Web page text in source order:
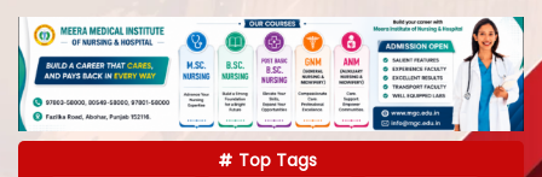
Top Tags